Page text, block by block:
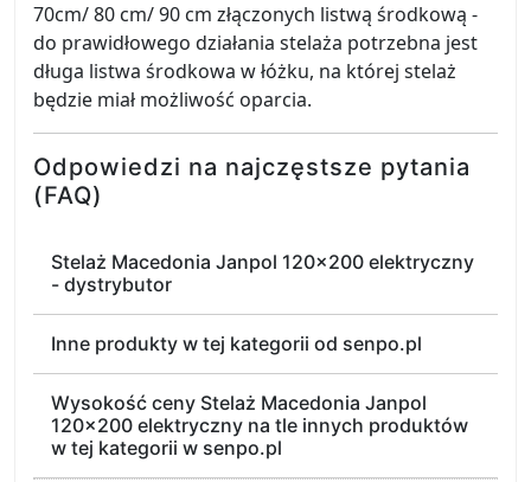
70cm/ 80 cm/ 90 cm złączonych listwą środkową -
do prawidłowego działania stelaża potrzebna jest
długa listwa środkowa w łóżku, na której stelaż
będzie miał możliwość oparcia.
Odpowiedzi na najczęstsze pytania
(FAQ)
Stelaż Macedonia Janpol 120x200 elektryczny
- dystrybutor
Inne produkty w tej kategorii od senpo.pl
Wysokość ceny Stelaż Macedonia Janpol
120x200 elektryczny na tle innych produktów
w tej kategorii w senpo.pl